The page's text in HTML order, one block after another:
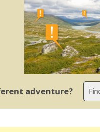
adventure?